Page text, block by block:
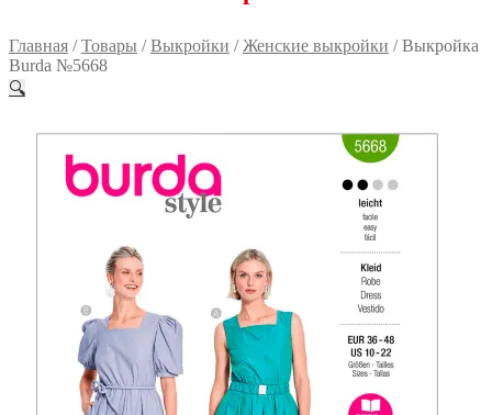
Главная /Товары /Выкройки /Женские выкройки /Выкройка
Burda №5668
🔍